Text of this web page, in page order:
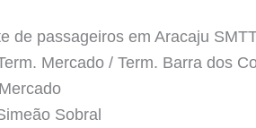
de passageiros em Aracaju
Mercado / Term. Barra dos
Sobral